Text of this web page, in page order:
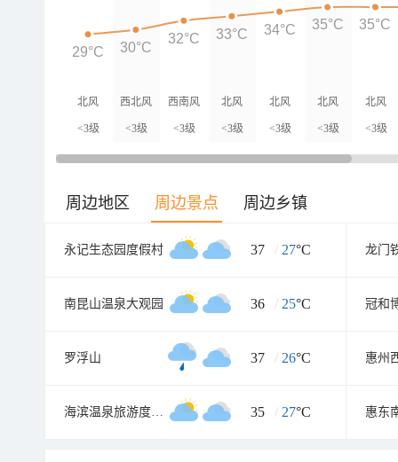
北风
<3级
西北风
<3级
西南风
<3级
北风
<3级
北风
<3级
北风
<3级
北风
<3级
29°C 30°C
32°C 33°C 34°C 35°C 35°C
周边地区 周边景点 周边乡镇
永记生态园度假村 37 / 27°C 龙门
南昆山温泉大观园 36 / 25°C 冠和
罗浮山 37 / 26°C 惠州
海滨温泉旅游度假区 35 / 27°C 惠东